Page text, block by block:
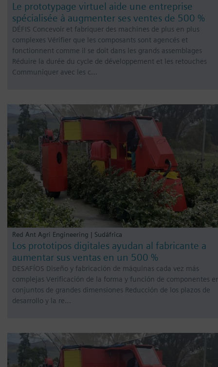
Le prototypage virtuel aide une entreprise
spécialisée à augmenter ses ventes de 500 %
DÉFIS Concevoir et fabriquer des machines de plus en plus
complexes Vérifier que les composants sont agencés et
fonctionnent comme il se doit dans les grands assemblages
Réduire la durée du cycle de développement et les retouches
Communiquer avec les c…
Red Ant Agri Engineering | Sudáfrica
Los prototipos digitales ayudan al fabricante a
aumentar sus ventas en un 500 %
DESAFÍOS Diseño y fabricación de máquinas cada vez más
complejas Verificación de la forma y función de componentes
conjuntos de grandes dimensiones Reducción de los plazos de
desarrollo y la re…